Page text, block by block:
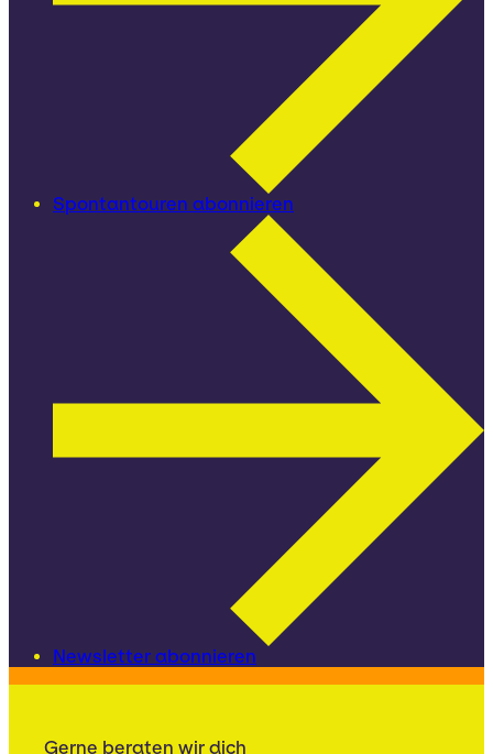
Spontantouren abonnieren
Newsletter abonnieren
Gerne beraten wir dich